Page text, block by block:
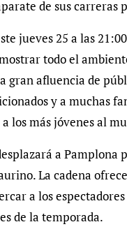
de sus carreras
jueves 25 a las
todo el
gran afluencia de
y a muchas
los más jóvenes al
a Pamplona
La cadena
a los
de la temporada.